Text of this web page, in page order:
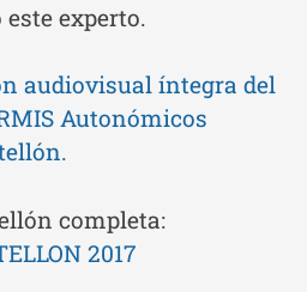
experto.
audiovisual íntegra del
Autonómicos
completa:
2017